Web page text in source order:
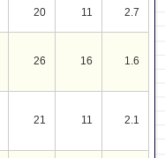
20 11 2.7
26 16 1.6
21 11 2.1